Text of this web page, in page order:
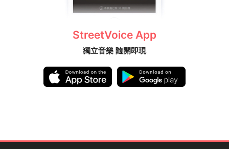
StreetVoice App
獨立音樂 隨開即現